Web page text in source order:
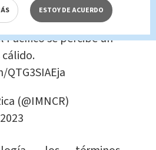
la Zona Norte, el
Central; por el
Pacífico se percibe un
(@IMNCR)
ESTOY DE ACUERDO